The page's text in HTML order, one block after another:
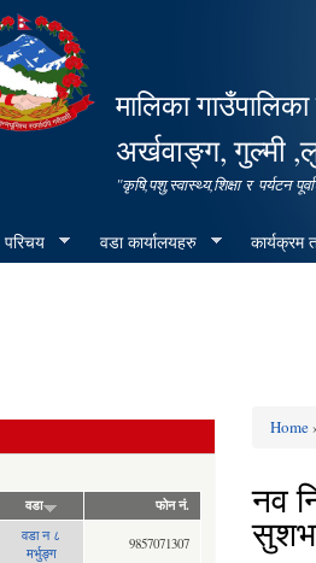
मालिका
अर्खवाङ्ग, गुल्मी
"कृषि,पशु,स्वास्थ्य,शिक्षा र पर्यटन
परिचय वडा कार्यालयहरु कार्यक्रम
वडा फोन नं.
वडा न ८
मर्भुङ्ग
9857071307
Home
नव